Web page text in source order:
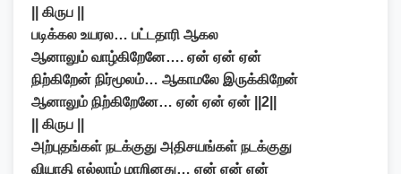
|| கிருப ||
படிக்கல உயரல… பட்டதாரி ஆகல
ஆனாலும் வாழ்கிறேனே…. ஏன் ஏன் ஏன்
நிற்கிறேன் நிர்மூலம்… ஆகாமலே இருக்கிறேன்
ஆனாலும் நிற்கிறேனே… ஏன் ஏன் ஏன் ||2||
|| கிருப ||
அற்புதங்கள் நடக்குது அதிசயங்கள் நடக்குது
வியாதி எல்லாம் மாறினது… ஏன் ஏன் ஏன்